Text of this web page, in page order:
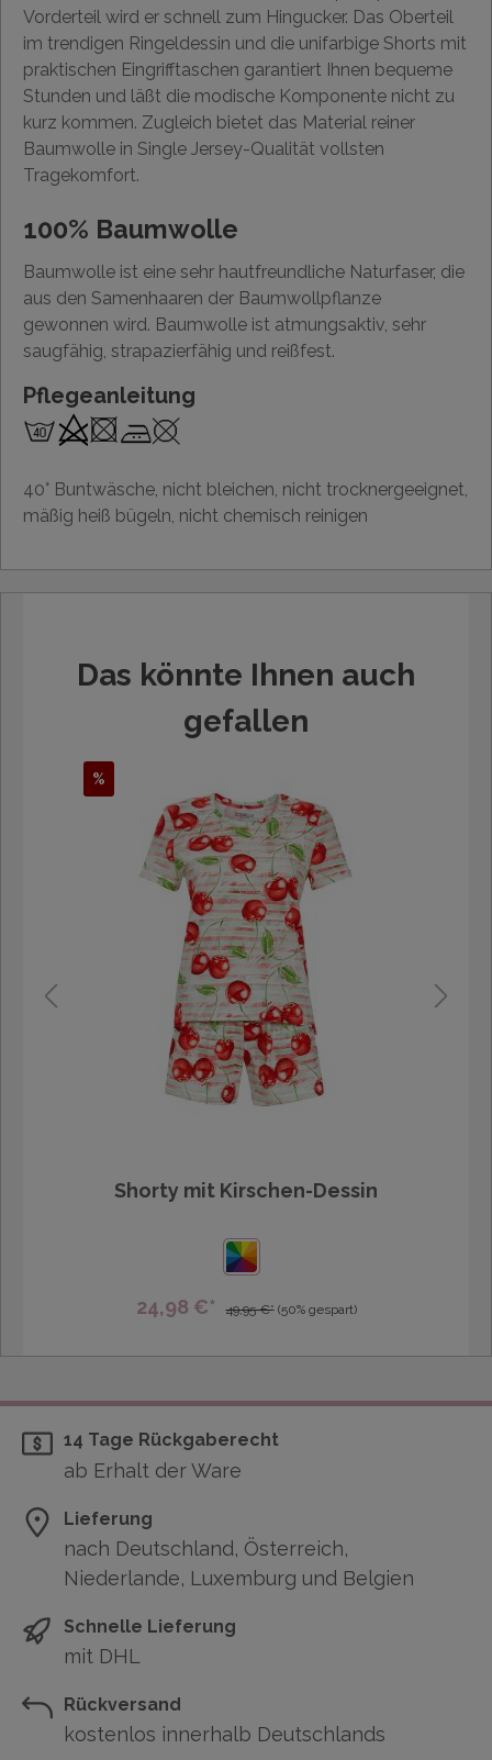
Vorderteil wird er schnell zum Hingucker. Das Oberteil
im trendigen Ringeldessin und die unifarbige Shorts mit
praktischen Eingrifftaschen garantiert Ihnen bequeme
Stunden und läßt die modische Komponente nicht zu
kurz kommen. Zugleich bietet das Material reiner
Baumwolle in Single Jersey-Qualität vollsten
Tragekomfort.
100% Baumwolle
Baumwolle ist eine sehr hautfreundliche Naturfaser, die
aus den Samenhaaren der Baumwollpflanze
gewonnen wird. Baumwolle ist atmungsaktiv, sehr
saugfähig, strapazierfähig und reißfest.
Pflegeanleitung
40° Buntwäsche, nicht bleichen, nicht trocknergeeignet,
mäßig heiß bügeln, nicht chemisch reinigen
Das könnte Ihnen auch
gefallen
%
Shorty mit Kirschen-Dessin
24,98 €* 49,95 €* (50% gespart)
14 Tage Rückgaberecht
ab Erhalt der Ware
Lieferung
nach Deutschland, Österreich,
Niederlande, Luxemburg und Belgien
Schnelle Lieferung
mit DHL
Rückversand
kostenlos innerhalb Deutschlands